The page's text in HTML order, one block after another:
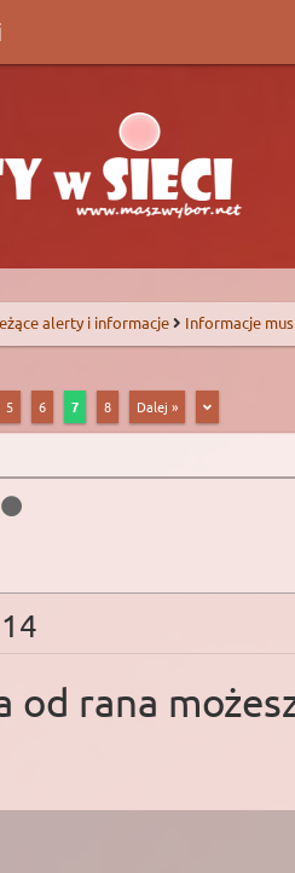
alerty i informacje Informacje
5 6 7 8 Dalej »
od rana